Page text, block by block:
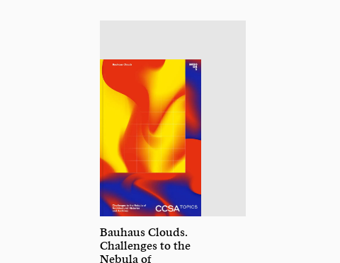
Bauhaus Clouds.
Challenges to the
Nebula of